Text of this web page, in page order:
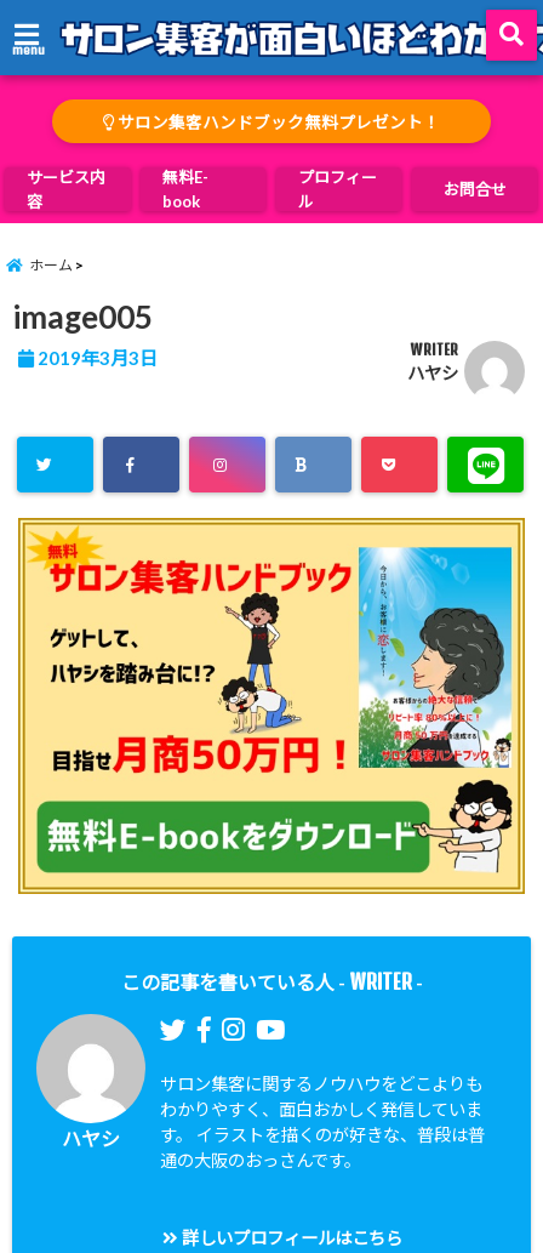
menu
サロン集客ハンドブック無料プレゼント！
サービス内
容
無料E-
book
プロフィー
ル
お問合せ
ホーム
image005
2019年3月3日 WRITER
ハヤシ
この記事を書いている人 - WRITER-
ハヤシ
サロン集客に関するノウハウをどこよりも
わかりやすく、面白おかしく発信していま
す。 イラストを描くのが好きな、普段は普
通の大阪のおっさんです。
詳しいプロフィールはこちら